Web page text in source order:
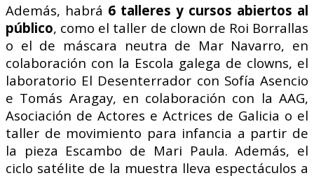
Además, habrá 6 talleres y cursos abiertos al
público, como el taller de clown de Roi Borrallas
o el de máscara neutra de Mar Navarro, en
colaboración con la Escola galega de clowns, el
laboratorio El Desenterrador con Sofía Asencio
e Tomás Aragay, en colaboración con la AAG,
Asociación de Actores e Actrices de Galicia o el
taller de movimiento para infancia a partir de
la pieza Escambo de Mari Paula. Además, el
ciclo satélite de la muestra lleva espectáculos a